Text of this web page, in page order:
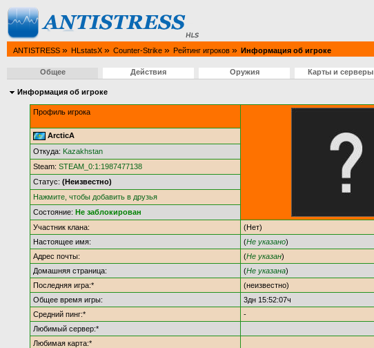
ANTISTRESS » HLstatsX » Counter-Strike » Рейтинг игроков » Информация об игроке
Общее Действия Оружия Карты и серверы
Информация об игроке
Профиль игрока
ArcticA
Откуда: Kazakhstan
Steam:STEAM_0:1:1987477138
Статус:(Неизвестно)
Нажмите, чтобы добавить в друзья
Состояние:Не заблокирован
Участник клана:
(Нет)
Настоящее имя:
(Не указано)
Адрес почты:
(Не указан)
Домашняя страница:
(Не указана)
Последняя игра:*
(неизвестно)
Общее время игры:
3дн 15:52:07ч
Средний пинг:*
-
Любимый сервер:*
Любимая карта:*